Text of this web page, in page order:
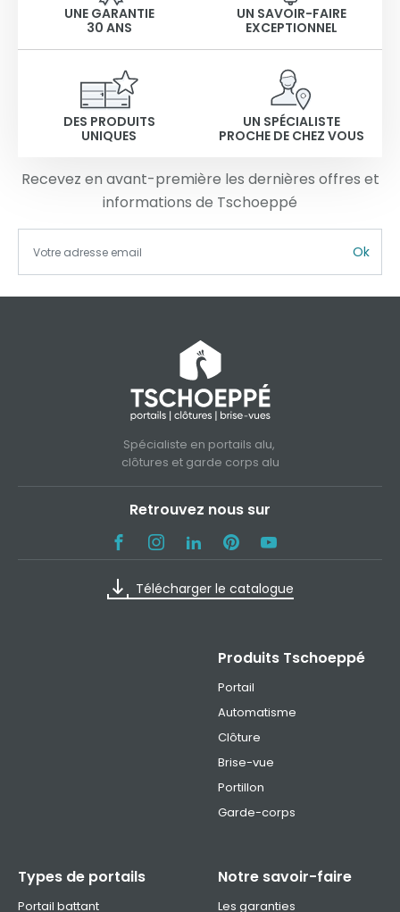
UNE GARANTIE
30 ANS
UN SAVOIR-FAIRE
EXCEPTIONNEL
DES PRODUITS
UNIQUES
UN SPÉCIALISTE
PROCHE DE CHEZ VOUS
Recevez en avant-première les dernières offres et
informations de Tschoeppé
Ok
Spécialiste en portails alu,
clôtures et garde corps alu
Retrouvez nous sur
Télécharger le catalogue
Produits Tschoeppé
Portail
Automatisme
Clôture
Brise-vue
Portillon
Garde-corps
Types de portails
Portail battant
Notre savoir-faire
Les garanties